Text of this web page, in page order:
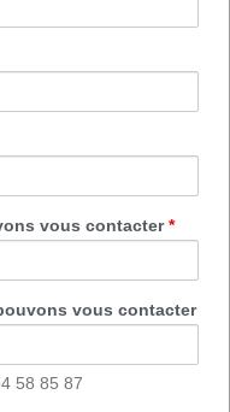
vous contacter*
vous contacter
58 85 87